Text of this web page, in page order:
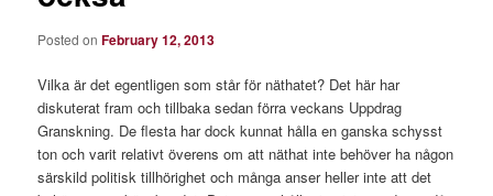
Posted onFebruary 12, 2013
Vilka är det egentligen som står för näthatet? Det här har
diskuterat fram och tillbaka sedan förra veckans Uppdrag
Granskning. De flesta har dock kunnat hålla en ganska schysst
ton och varit relativt överens om att näthat inte behöver ha någon
särskild politisk tillhörighet och många anser heller inte att det